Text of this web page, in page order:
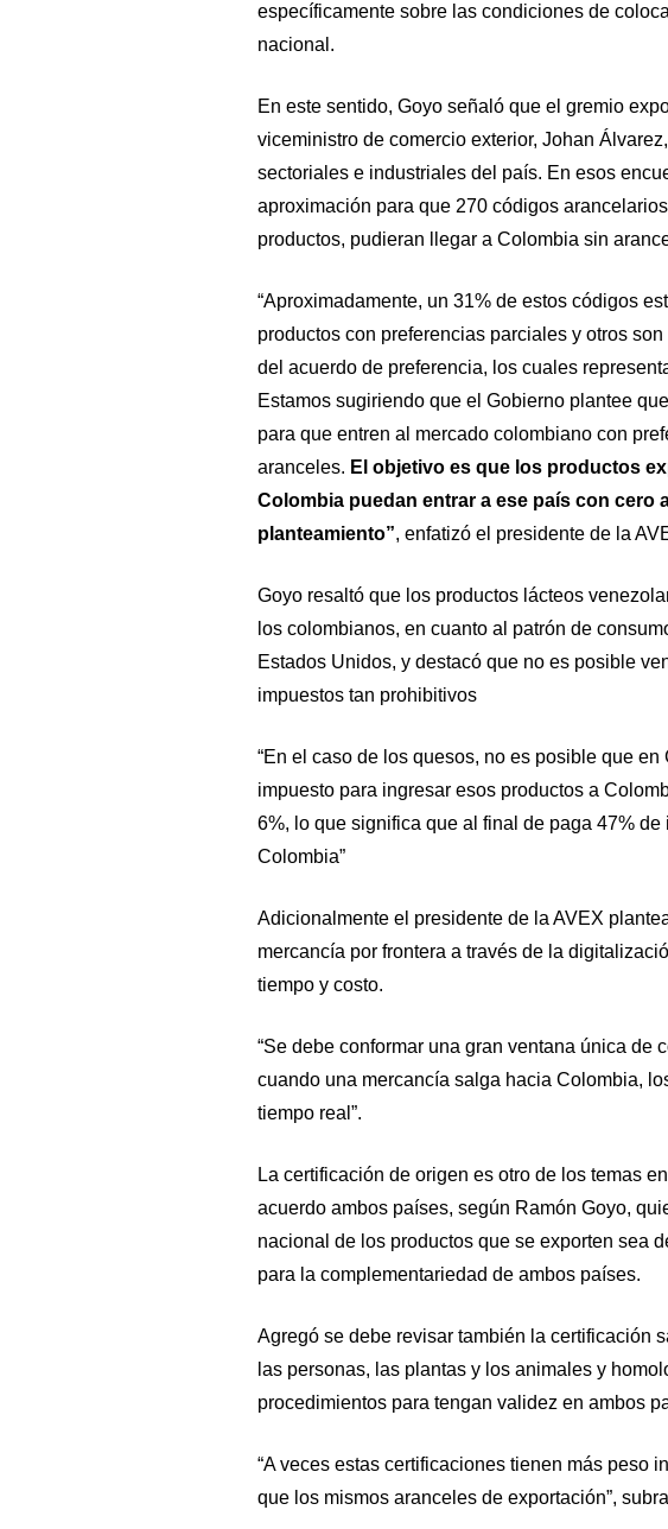
específicamente sobre las condiciones de
nacional.
En este sentido, Goyo señaló que el gremio
viceministro de comercio exterior, Johan
sectoriales e industriales del país. En esos
aproximación para que 270 códigos
productos, pudieran llegar a Colombia sin
“Aproximadamente, un 31% de estos códigos
productos con preferencias parciales y otros
del acuerdo de preferencia, los cuales
Estamos sugiriendo que el Gobierno plantee
para que entren al mercado colombiano con
aranceles. El objetivo es que los productos
Colombia puedan entrar a ese país con cero
planteamiento”, enfatizó el presidente de la
Goyo resaltó que los productos lácteos
los colombianos, en cuanto al patrón de
Estados Unidos, y destacó que no es posible
impuestos tan prohibitivos
“En el caso de los quesos, no es posible que
impuesto para ingresar esos productos a
6%, lo que significa que al final de paga 47% de
Colombia”
Adicionalmente el presidente de la AVEX
mercancía por frontera a través de la
tiempo y costo.
“Se debe conformar una gran ventana única de
cuando una mercancía salga hacia Colombia,
tiempo real”.
La certificación de origen es otro de los temas
acuerdo ambos países, según Ramón Goyo,
nacional de los productos que se exporten sea
para la complementariedad de ambos países.
Agregó se debe revisar también la certificación
las personas, las plantas y los animales y
procedimientos para tengan validez en ambos
“A veces estas certificaciones tienen más peso
que los mismos aranceles de exportación”,